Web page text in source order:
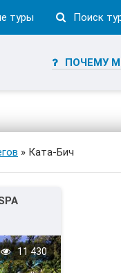
туры Поиск
ПОЧЕМУ
» Ката-Бич
11 430